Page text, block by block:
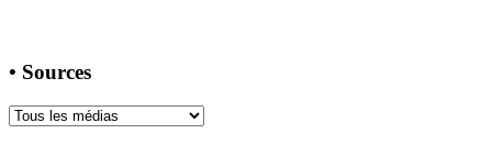
• Sources